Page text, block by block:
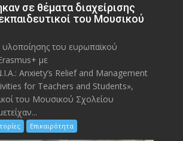
σε θέματα διαχείρισης
του Μουσικού
υλοποίησης του ευρωπαϊκού
με
Anxiety’s Relief and Management
for Teachers and Students»,
του Μουσικού Σχολείου
Επικαιρότητα